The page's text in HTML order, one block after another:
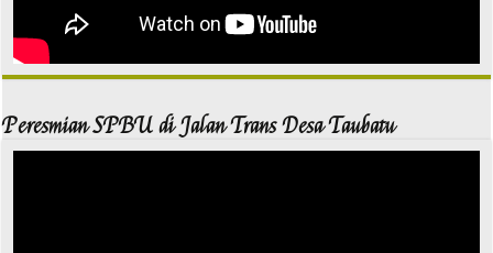
Peresmian SPBU di Jalan Trans Desa Taubatu